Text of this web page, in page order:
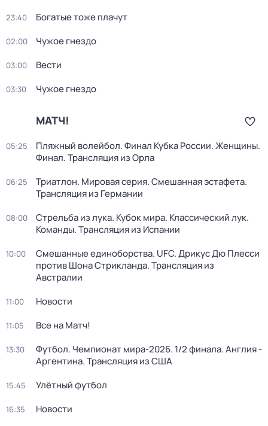
23:40 Богатые тоже плачут
02:00 Чужое гнездо
03:00 Вести
03:30 Чужое гнездо
МАТЧ!
05:25
Пляжный волейбол. Финал Кубка России. Женщины.
Финал. Трансляция из Орла
06:25
Триатлон. Мировая серия. Смешанная эстафета.
Трансляция из Германии
08:00
Стрельба из лука. Кубок мира. Классический лук.
Команды. Трансляция из Испании
10:00
Смешанные единоборства. UFC. Дрикус Дю Плесси
против Шона Стрикланда. Трансляция из
Австралии
11:00 Новости
11:05 Все на Матч!
13:30
Футбол. Чемпионат мира-2026. 1/2 финала. Англия -
Аргентина. Трансляция из США
15:45 Улётный футбол
16:35 Новости